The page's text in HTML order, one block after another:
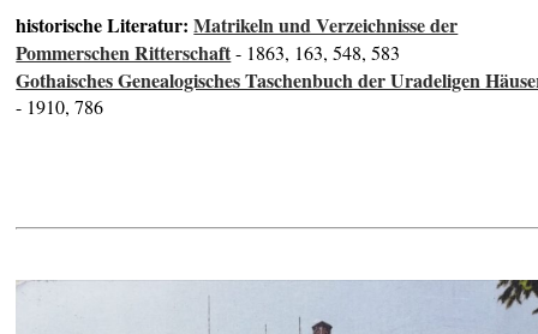
historische Literatur:Matrikeln und Verzeichnisse der
Pommerschen Ritterschaft- 1863, 163, 548, 583
Gothaisches Genealogisches Taschenbuch der Uradeligen
- 1910, 786